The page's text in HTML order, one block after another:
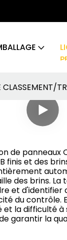
CLASSEMENT/
et des
des brins.
et
du
la difficulté
garantir la